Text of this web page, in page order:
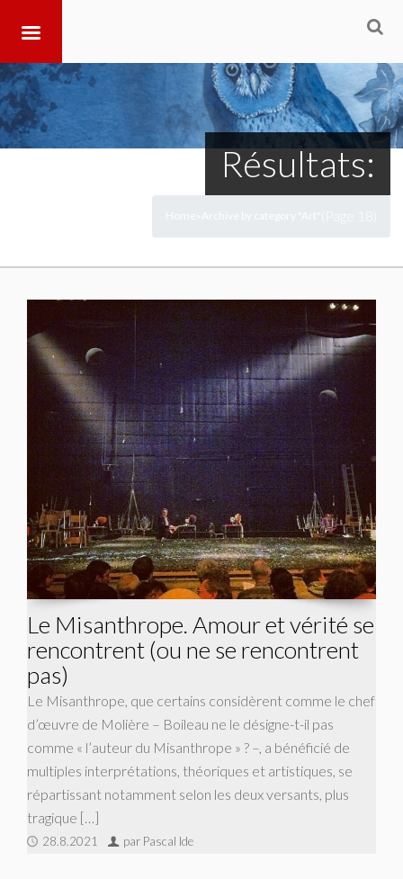
Résultats:
Le Misanthrope. Amour et vérité se
rencontrent (ou ne se rencontrent
pas)
Le Misanthrope, que certains considèrent comme le chef
d’œuvre de Molière – Boileau ne le désigne-t-il pas
comme « l’auteur du Misanthrope » ? –, a bénéficié de
multiples interprétations, théoriques et artistiques, se
répartissant notamment selon les deux versants, plus
tragique […]
28.8.2021 par Pascal Ide